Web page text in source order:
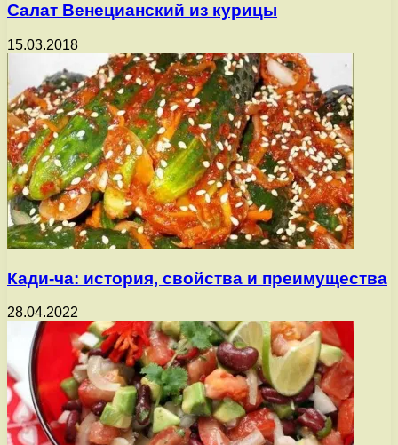
Салат Венецианский из курицы
15.03.2018
Кади-ча: история, свойства и преимущества
28.04.2022